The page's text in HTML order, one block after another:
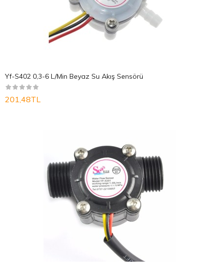
Yf-S402 0,3-6 L/Min Beyaz Su Akış Sensörü
201,48TL